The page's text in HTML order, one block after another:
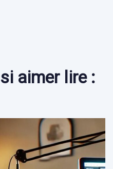
aimer lire :